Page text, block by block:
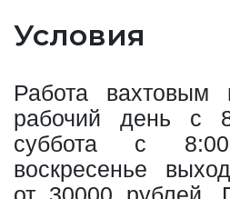
Условия
Работа вахтовым
рабочий день с
суббота с
воскресенье